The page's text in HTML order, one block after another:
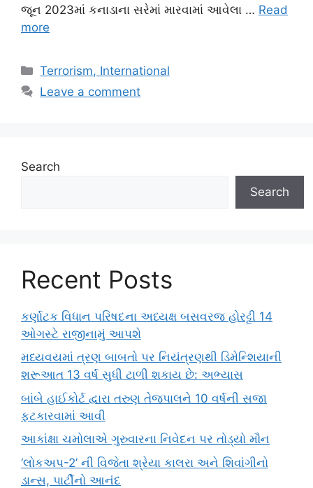
જૂન 2023માં કનાડાના સરેમાં મારવામાં આવેલા … Read
more
Categories
Terrorism, International
Leave a comment
Search
Search
Recent Posts
કર્ણાટક વિધાન પરિષદના અધ્યક્ષ બસવરજ હોરટ્ટી 14
ઓગસ્ટે રાજીનામું આપશે
મધ્યવયમાં ત્રણ બાબતો પર નિયંત્રણથી ડિમેન્શિયાની
શરૂઆત 13 વર્ષ સુધી ટાળી શકાય છે: અભ્યાસ
બાંબે હાઈકોર્ટ દ્વારા તરુણ તેજપાલને 10 વર્ષની સજા
ફટકારવામાં આવી
આકાંક્ષા ચમોલાએ ગુરુવારના નિવેદન પર તોડ્યો મૌન
‘લોકઅપ-2’ ની વિજેતા શ્રેયા કાલરા અને શિવાંગીનો
ડાન્સ, પાર્ટીનો આનંદ